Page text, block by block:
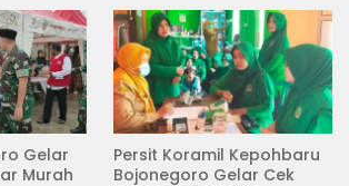
Gelar
Murah
Persit Koramil Kepohbaru
Bojonegoro Gelar Cek